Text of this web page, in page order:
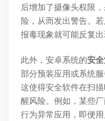
后增加了摄像头权限
险，从而发出警告。
报毒现象就可能反复出
此外，安卓系统的安
部分预装应用或系统
这使得安全软件在扫
醒风险。例如，某些
行为异常应用，即便